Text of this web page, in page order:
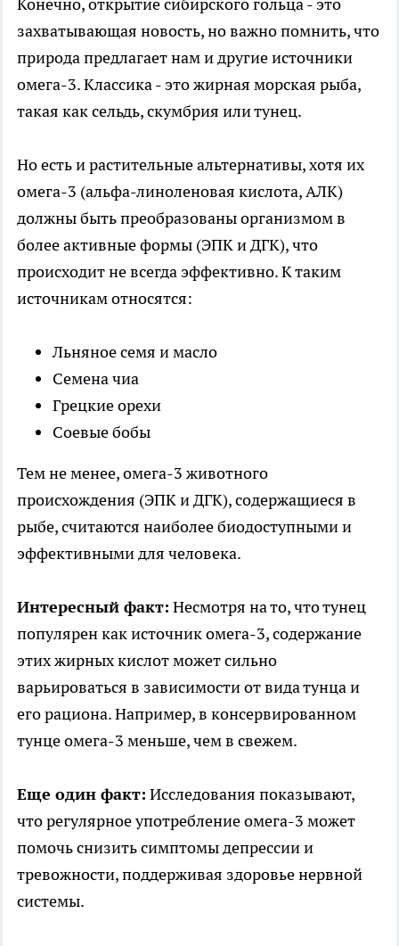
Конечно, открытие сибирского гольца - это
захватывающая новость, но важно помнить, что
природа предлагает нам и другие источники
омега-3. Классика - это жирная морская рыба,
такая как сельдь, скумбрия или тунец.
Но есть и растительные альтернативы, хотя их
омега-3 (альфа-линоленовая кислота, АЛК)
должны быть преобразованы организмом в
более активные формы (ЭПК и ДГК), что
происходит не всегда эффективно. К таким
источникам относятся:
Льняное семя и масло
Семена чиа
Грецкие орехи
Соевые бобы
Тем не менее, омега-3 животного
происхождения (ЭПК и ДГК), содержащиеся в
рыбе, считаются наиболее биодоступными и
эффективными для человека.
Интересный факт: Несмотря на то, что тунец
популярен как источник омега-3, содержание
этих жирных кислот может сильно
варьироваться в зависимости от вида тунца и
его рациона. Например, в консервированном
тунце омега-3 меньше, чем в свежем.
Еще один факт: Исследования показывают,
что регулярное употребление омега-3 может
помочь снизить симптомы депрессии и
тревожности, поддерживая здоровье нервной
системы.